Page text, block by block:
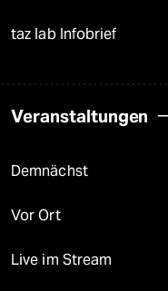
taz lab Infobrief
Veranstaltungen
Demnächst
Vor Ort
Live im Stream